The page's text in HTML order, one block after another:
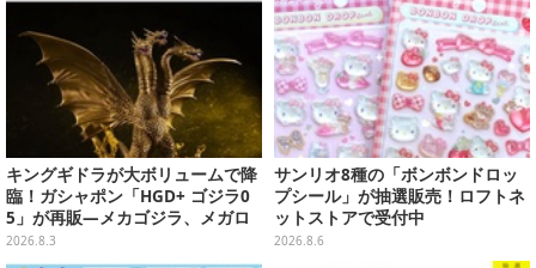
キングギドラが大ボリュームで降
臨！ガシャポン「HGD+ ゴジラ0
5」が再販―メカゴジラ、メガロ
なども揃った全4種
2026.8.3
サンリオ8種の「ボンボンドロッ
プシール」が抽選販売！ロフトネ
ットストアで受付中
2026.8.6